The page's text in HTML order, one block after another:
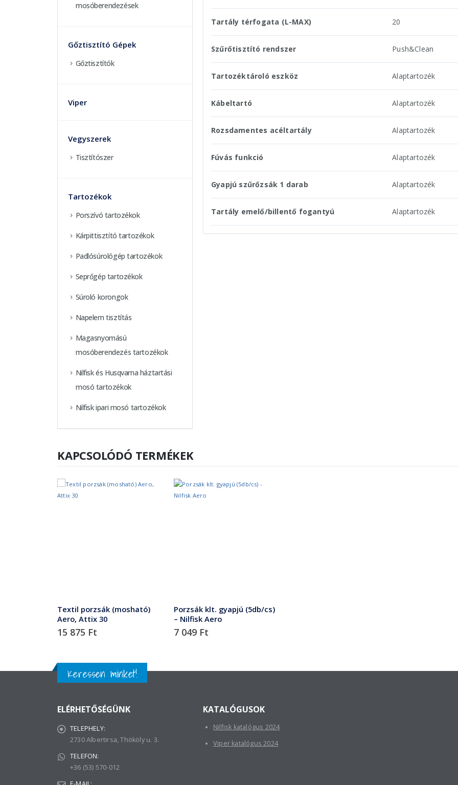
Tartály térfogata (L-MAX) 20
Szűrőtisztító rendszer Push&Clean
Tartozéktároló eszköz Alaptartozék
Kábeltartó Alaptartozék
Rozsdamentes acéltartály Alaptartozék
Fúvás funkció Alaptartozék
Gyapjú szűrőzsák 1 darab Alaptartozék
Tartály emelő/billentő fogantyú Alaptartozék
mosóberendezések
Gőztisztító Gépek
Gőztisztítók
Viper
Vegyszerek
Tisztítószer
Tartozékok
Porszívó tartozékok
Kárpittisztító tartozékok
Padlósúrológép tartozékok
Seprőgép tartozékok
Súroló korongok
Napelem tisztítás
Magasnyomású
mosóberendezés tartozékok
Nilfisk és Husqvarna háztartási
mosó tartozékok
Nilfisk ipari mosó tartozékok
KAPCSOLÓDÓ TERMÉKEK
Textil porzsák (mosható)
Aero, Attix 30
15 875 Ft
Porzsák klt. gyapjú (5db/cs)
– Nilfisk Aero
7 049 Ft
Keressen minket!
ELÉRHETŐSÉGÜNK
TELEPHELY:
2730 Albertirsa, Thököly u. 3.
TELEFON:
+36 (53) 570-012
KATALÓGUSOK
Nilfisk katalógus 2024
Viper katalógus 2024